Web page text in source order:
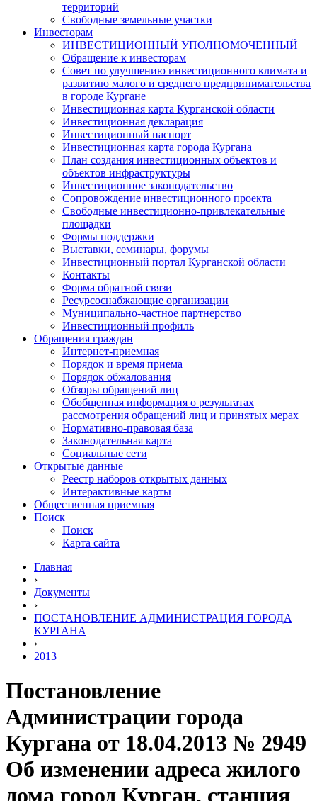
территорий
Свободные земельные участки
Инвесторам
ИНВЕСТИЦИОННЫЙ УПОЛНОМОЧЕННЫЙ
Обращение к инвесторам
Совет по улучшению инвестиционного климата и
развитию малого и среднего предпринимательства
в городе Кургане
Инвестиционная карта Курганской области
Инвестиционная декларация
Инвестиционный паспорт
Инвестиционная карта города Кургана
План создания инвестиционных объектов и
объектов инфраструктуры
Инвестиционное законодательство
Сопровождение инвестиционного проекта
Свободные инвестиционно-привлекательные
площадки
Формы поддержки
Выставки, семинары, форумы
Инвестиционный портал Курганской области
Контакты
Форма обратной связи
Ресурсоснабжающие организации
Муниципально-частное партнерство
Инвестиционный профиль
Обращения граждан
Интернет-приемная
Порядок и время приема
Порядок обжалования
Обзоры обращений лиц
Обобщенная информация о результатах
рассмотрения обращений лиц и принятых мерах
Нормативно-правовая база
Законодательная карта
Социальные сети
Открытые данные
Реестр наборов открытых данных
Интерактивные карты
Общественная приемная
Поиск
Поиск
Карта сайта
Главная
›
Документы
›
ПОСТАНОВЛЕНИЕ АДМИНИСТРАЦИЯ ГОРОДА
КУРГАНА
›
2013
Постановление
Администрации города
Кургана от 18.04.2013 № 2949
Об изменении адреса жилого
дома город Курган, станция